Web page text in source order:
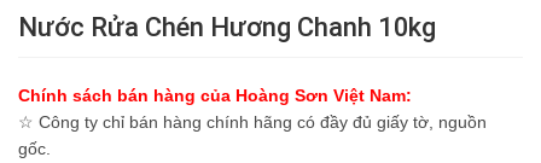
Nước Rửa Chén Hương Chanh 10kg
Chính sách bán hàng của Hoàng Sơn Việt Nam:
☆ Công ty chỉ bán hàng chính hãng có đầy đủ giấy tờ, nguồn
gốc.